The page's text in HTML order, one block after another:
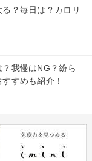
？毎日は？カロリ
我慢はNG？紛ら
すめも紹介！